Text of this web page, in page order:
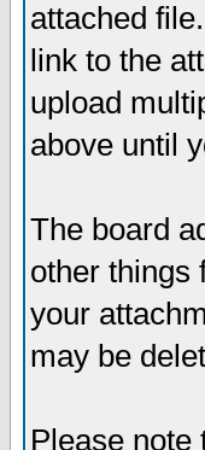
attached
link to the
upload
above until
The board
other things
your
may be
Please note